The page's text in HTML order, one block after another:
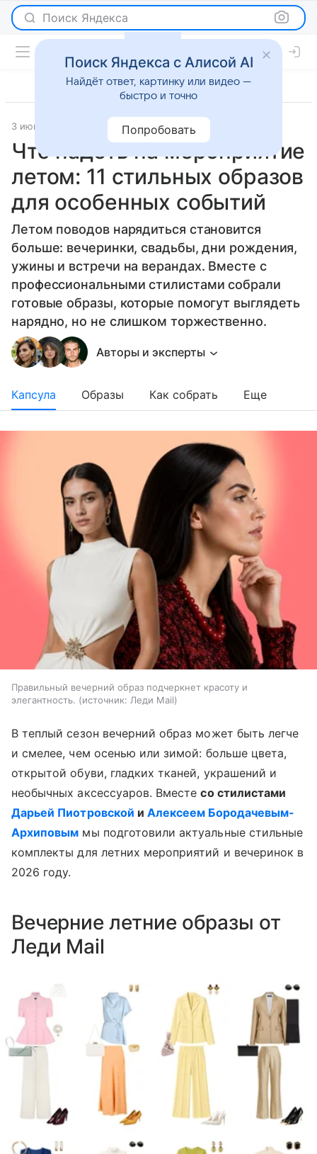
Поиск Яндекса
3 июня 2026 Мода
Что надеть на мероприятие
летом: 11 стильных образов
для особенных событий
Летом поводов нарядиться становится
больше: вечеринки, свадьбы, дни рождения,
ужины и встречи на верандах. Вместе с
профессиональными стилистами собрали
готовые образы, которые помогут выглядеть
нарядно, но не слишком торжественно.
Авторы и эксперты
Капсула Образы Как собрать Еще
Правильный вечерний образ подчеркнет красоту и
элегантность.
источник: Леди Mail
В теплый сезон вечерний образ может быть легче
и смелее, чем осенью или зимой: больше цвета,
открытой обуви, гладких тканей, украшений и
необычных аксессуаров. Вместесо стилистами
Дарьей Пиотровской иАлексеем Бородачевым-
Архиповым мы подготовили актуальные стильные
комплекты для летних мероприятий и вечеринок в
2026 году.
Вечерние летние образы от
Леди Mail
Поиск Яндекса с Алисой AI
Найдёт ответ, картинку или видео —
быстро и точно
Попробовать